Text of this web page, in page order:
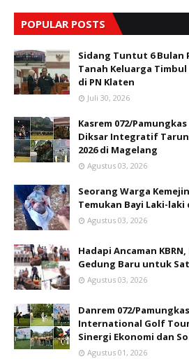
POPULAR POSTS
Sidang Tuntut 6 Bulan
Tanah Keluarga
di PN Klaten
Juli 30, 2026
Kasrem 072/
Diksar Integratif
2026 di Magelang
Agustus 03, 2026
Seorang Warga
Temukan Bayi Laki-laki
Agustus 03, 2026
Hadapi Ancaman
Gedung Baru untuk
Agustus 03, 2026
Danrem 072/
International Golf
Sinergi Ekonomi dan
Agustus 01, 2026